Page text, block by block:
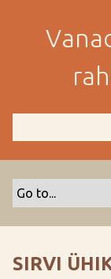
i
SIRVI